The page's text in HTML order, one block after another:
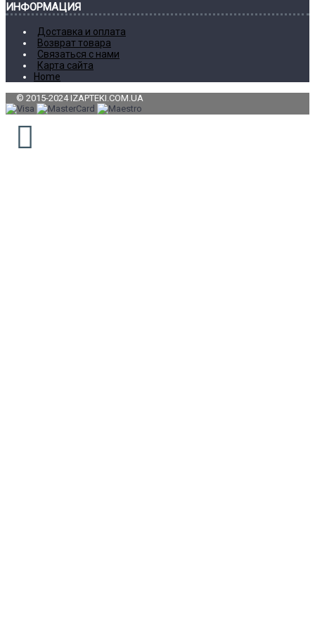
ИНФОРМАЦИЯ
Доставка и оплата
Возврат товара
Связаться с нами
Карта сайта
Home
© 2015-2024 IZAPTEKI.COM.UA